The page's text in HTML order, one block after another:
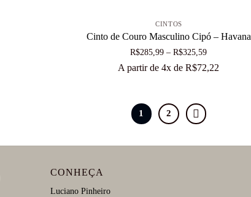
CINTOS
Cinto de Couro Masculino Cipó – Havana
R$285,99 – R$325,59Faixa
de
A partir de 4x deR$72,22
1 2
CONHEÇA
Luciano Pinheiro